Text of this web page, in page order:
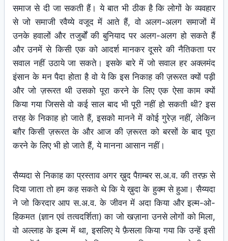
समाज से दी जा सकती हैं। ये बात भी ठीक है कि लोगों के व्यवहार
से जो समाजी रवैय्ये वजूद में आते हैं, वो अलग-अलग समाजों में
उनके हवालों और तजुर्बों की बुनियाद पर अलग-अलग हो सकते हैं
और उनमें से किसी एक को आदर्श मानकर दूसरे की नैतिकता पर
सवाल नहीं उठाये जा सकते। इसके बारे में जो सवाल हर अक्लमंद
इंसान के मन पैदा होता है वो ये कि इस निकाह की ज़रूरत क्यों पड़ी
और जो ज़रूरत थी उसको पूरा करने के लिए एक ऐसा काम क्यों
किया गया जिससे वो कई साल बाद भी पूरी नहीं हो सकती थी? इस
तरह के निकाह हो जाते हैं, इसको मानने में कोई गुरेज़ नहीं, लेकिन
बग़ैर किसी ज़रूरत के और आज की ज़रूरत को बरसों के बाद पूरा
करने के लिए भी हो जाते हैं, ये मानना आसान नहीं।
सैय्यदा से निकाह का प्रस्ताव अगर ख़ुद पैग़म्बर स.अ.व. की तरफ़ से
दिया जाता तो हम कह सकते थे कि ये ख़ुदा के हुक्म से हुआ। सैय्यदा
ने जो किरदार आप स.अ.व. के जीवन में अदा किया और इल्म-ओ-
हिकमत (ज्ञान एवं तत्वदर्शिता) का जो खज़ाना उनसे लोगों को मिला,
वो अल्लाह के इल्म में था, इसलिए ये फ़ैसला किया गया कि उन्हें इसी